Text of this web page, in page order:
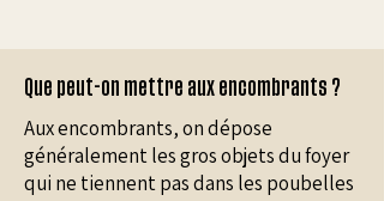
Que peut-on mettre aux encombrants ?
Aux encombrants, on dépose
généralement les gros objets du foyer
qui ne tiennent pas dans les poubelles